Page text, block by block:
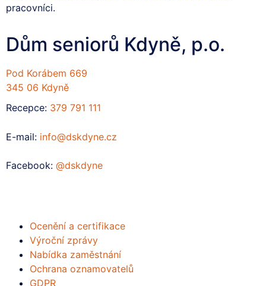
pracovníci.
Dům seniorů Kdyně, p.o.
Pod Korábem 669
345 06 Kdyně
Recepce: 379 791 111
E-mail: info@dskdyne.cz
Facebook: @dskdyne
Ocenění a certifikace
Výroční zprávy
Nabídka zaměstnání
Ochrana oznamovatelů
GDPR